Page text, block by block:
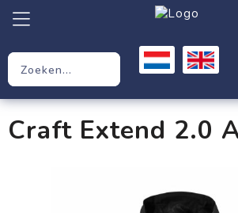
Werkkleding
Craft Extend 2.0